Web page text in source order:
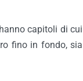
capitoli di cui
fino in fondo, sia